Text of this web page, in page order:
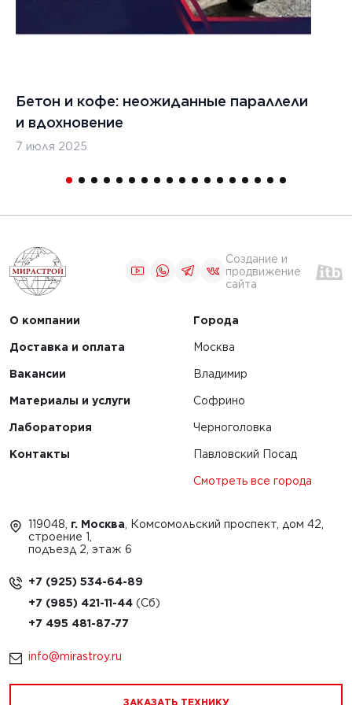
Бетон и кофе: неожиданные параллели
и вдохновение
7 июля 2025
Создание и
продвижение
сайта
О компании
Доставка и оплата
Вакансии
Материалы и услуги
Лаборатория
Контакты
Города
Москва
Владимир
Софрино
Черноголовка
Павловский Посад
Смотреть все города
119048, г. Москва , Комсомольский проспект, дом 42,
строение 1,
подъезд 2, этаж 6
+7 (925) 534-64-89
+7 (985) 421-11-44
+7 495 481-87-77
info@mirastroy.ru
ЗАКАЗАТЬ ТЕХНИКУ